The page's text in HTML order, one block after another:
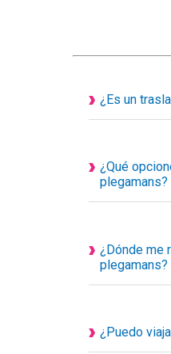
¿Es un
Todos
¿Qué
plegamans?
1. Taxi privado
4. Minibús
5. Autocar
¿Dónde me
plegamans?
Su conductor
Recuerde que
¿Puedo
Por supuesto